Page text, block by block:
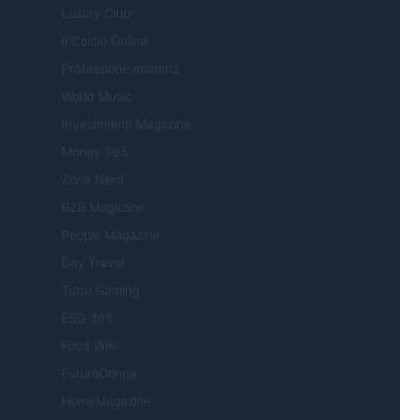
Luxury Club
Il Calcio Online
Professione mamma
World Music
Investimenti Magazine
Money 365
Zona Nerd
B2B Magazine
People Magazine
Day Travel
Tutto Gaming
ESG 365
Food Wiki
FuturoDonna
HomeMagazine